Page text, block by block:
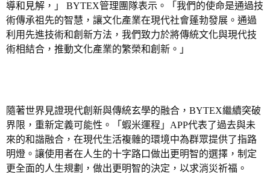
導和見解 ，」 BYTEX管理團隊表示 。「 我們的使命是通過技
術傳承祖先的智慧，讓文化產業在現代社會蓬勃發展。通過
利用先進技術和創新方法，我們致力於將傳統文化與現代技
術相結合，推動文化產業的繁榮和創新。 」
隨著世界見證現代創新與傳統玄學的融合， BYTEX繼續突破
界限，重新定義可能性。「蝦米運程」 APP代表了過去與未
來的和諧融合，在現代生活複雜的環境中為群眾提供了指路
明燈。 讓使用者在人生的十字路口做出更明智的選擇，制定
更全面的人生規劃，做出更明智的決定， 以求消災祈福 。